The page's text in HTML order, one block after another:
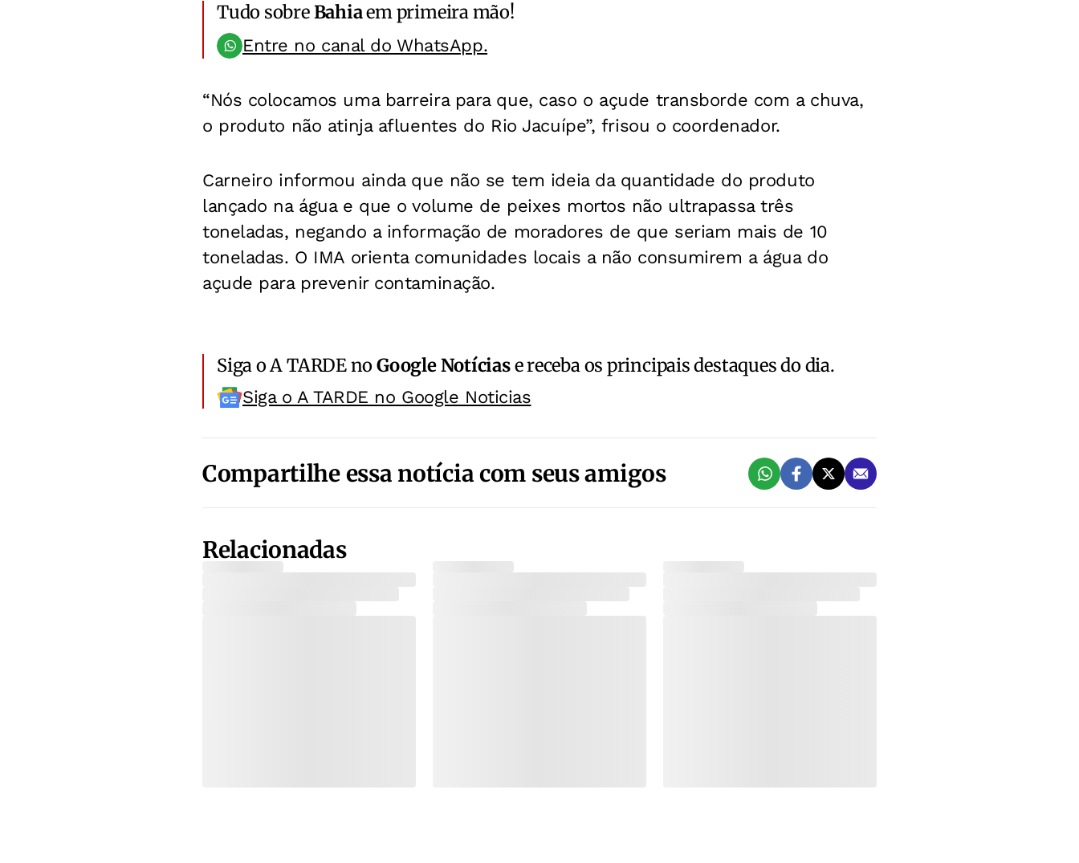
Tudo sobreBahiaem primeira mão!
Entre no canal do WhatsApp.
“Nós colocamos uma barreira para que, caso o açude transborde com a chuva,
o produto não atinja afluentes do Rio Jacuípe”, frisou o coordenador.
Carneiro informou ainda que não se tem ideia da quantidade do produto
lançado na água e que o volume de peixes mortos não ultrapassa três
toneladas, negando a informação de moradores de que seriam mais de 10
toneladas. O IMA orienta comunidades locais a não consumirem a água do
açude para prevenir contaminação.
Siga o A TARDE noGoogle Notíciase receba os principais destaques do dia.
Siga o A TARDE no Google Noticias
Compartilhe essa notícia com seus amigos
Relacionadas